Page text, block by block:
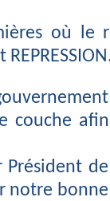
où
couche
notre